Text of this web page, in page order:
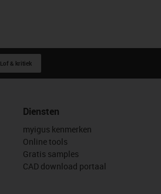
Lof & kritiek
Diensten
myigus kenmerken
Online tools
Gratis samples
CAD download portaal